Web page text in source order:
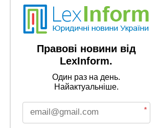
Правові новини від
LexInform.
Один раз на день.
Найактуальніше.
*